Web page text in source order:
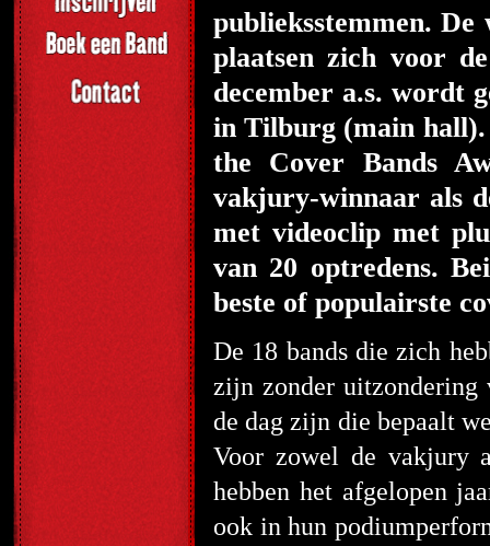
publieksstemmen.
plaatsen zich voor
december a.s. wordt
in Tilburg (main
the Cover Bands
vakjury-winnaar als
met videoclip met
van 20 optredens.
beste of populairste
De 18 bands die zich
zijn zonder uitzondering
de dag zijn die bepaalt
Voor zowel de vakjury
hebben het afgelopen
ook in hun